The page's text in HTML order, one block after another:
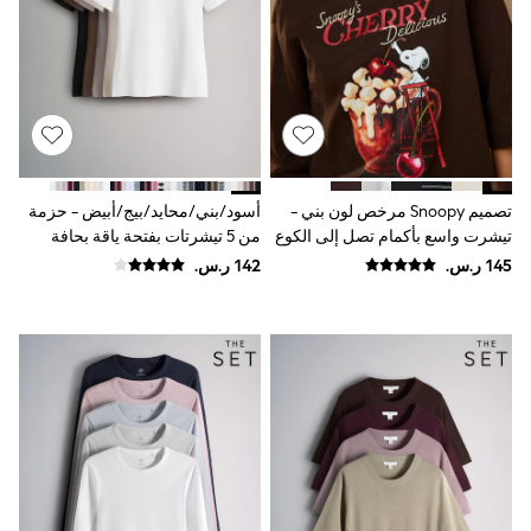
Joggers
adidas
Nike
All Girls Schoolwear
Shoes
Dresses
Trousers
Skirts
Shirts
Polo Shirts
Sweatshirts
Cardigans
Socks & Tights
All Girls Sports & Swimwear
Trainers & Pumps
Swimwear
Tops
Leggings
تصميم Snoopy مرخص لون بني -
تيشرت واسع بأكمام تصل إلى الكوع
وياقة مستديرة
أسود/بني/محايد/بيج/أبيض - حزمة
من 5 تيشرتات بفتحة ياقة بحافة
مستديرة وبتلبيس ضيق من The Set